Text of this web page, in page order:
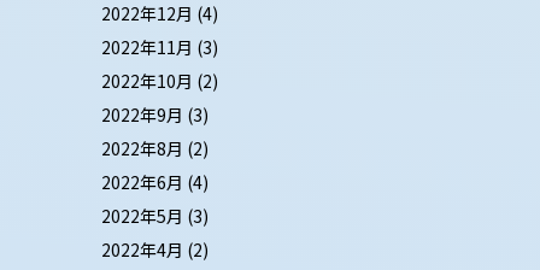
2022年12月 (4)
2022年11月 (3)
2022年10月 (2)
2022年9月 (3)
2022年8月 (2)
2022年6月 (4)
2022年5月 (3)
2022年4月 (2)